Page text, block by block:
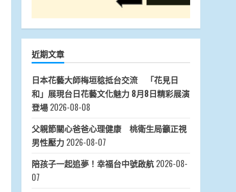
近期文章
日本花藝大師梅垣稔抵台交流 「花見日
和」展現台日花藝文化魅力 8月8日精彩展演
登場 2026-08-08
父親節關心爸爸心理健康 桃衛生局籲正視
男性壓力 2026-08-07
陪孩子一起追夢！幸福台中號啟航 2026-08-
07